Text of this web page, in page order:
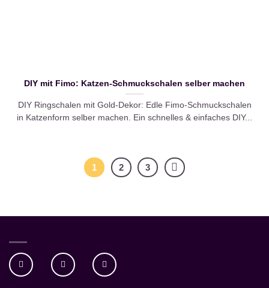
DIY mit Fimo: Katzen-Schmuckschalen selber machen
DIY Ringschalen mit Gold-Dekor: Edle Fimo-Schmuckschalen
in Katzenform selber machen. Ein schnelles & einfaches DIY...
1 2 3